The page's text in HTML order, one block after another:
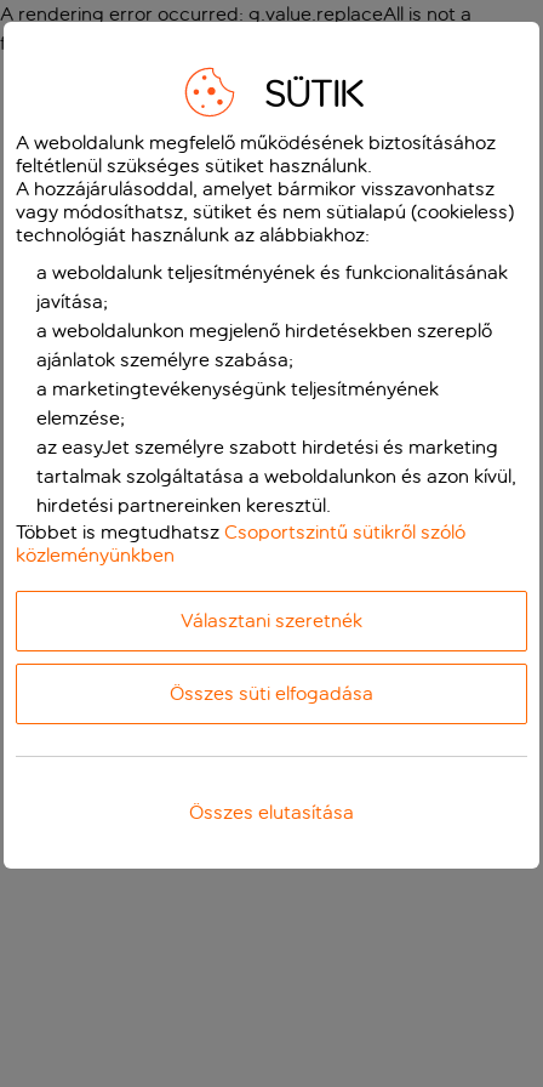
A rendering error occurred: g.value.replaceAll is not a
function
SÜTIK
A weboldalunk megfelelő működésének biztosításához
feltétlenül szükséges sütiket használunk.
A hozzájárulásoddal, amelyet bármikor visszavonhatsz
vagy módosíthatsz, sütiket és nem sütialapú (cookieless)
technológiát használunk az alábbiakhoz:
a weboldalunk teljesítményének és funkcionalitásának
javítása;
a weboldalunkon megjelenő hirdetésekben szereplő
ajánlatok személyre szabása;
a marketingtevékenységünk teljesítményének
elemzése;
az easyJet személyre szabott hirdetési és marketing
tartalmak szolgáltatása a weboldalunkon és azon kívül,
hirdetési partnereinken keresztül.
Többet is megtudhatszCsoportszintű sütikről szóló
közleményünkben
Választani szeretnék
Összes süti elfogadása
Összes elutasítása